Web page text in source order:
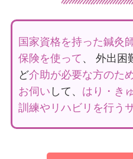
国家資格を持った鍼灸
保険を使って、 外出困
ど介助が必要な方のた
お伺い して、 はり・き
訓練やリハビリを行う
え血行を改善すること
身体の不具合を感じて
ことを増やしていくこ
手足のマヒ、寝たきり
症状を和らげ、改善す
介護負担の軽減をお手